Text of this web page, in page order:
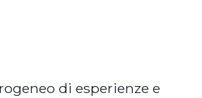
di esperienze e